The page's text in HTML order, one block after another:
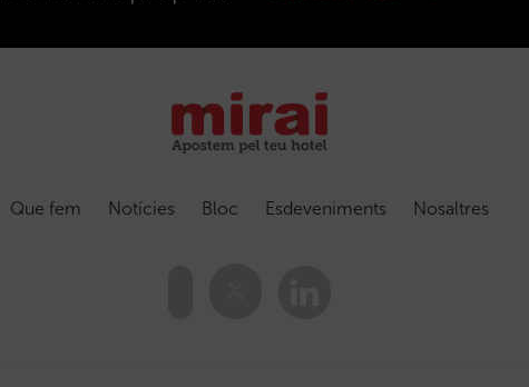
Que fem Notícies Bloc Esdeveniments Nosaltres